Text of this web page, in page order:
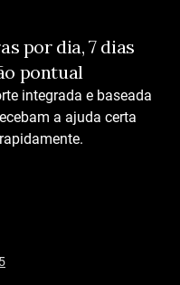
por dia, 7 dias
pontual
integrada e baseada
a ajuda certa
dia
diversos setores
pré-